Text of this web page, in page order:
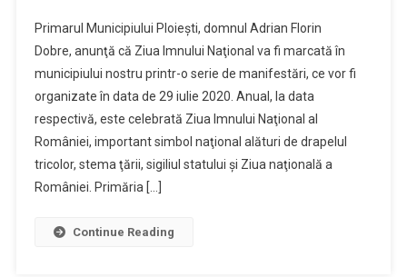
Imnului
Naţional
Va
Fi
Marcata
In
Ploiesti
Primarul Municipiului Ploieşti, domnul Adrian Florin
Dobre, anunţă că Ziua Imnului Naţional va fi marcată în
municipiului nostru printr-o serie de manifestări, ce vor fi
organizate în data de 29 iulie 2020. Anual, la data
respectivă, este celebrată Ziua Imnului Naţional al
României, important simbol naţional alături de drapelul
tricolor, stema ţării, sigiliul statului şi Ziua naţională a
României. Primăria […]
Continue Reading